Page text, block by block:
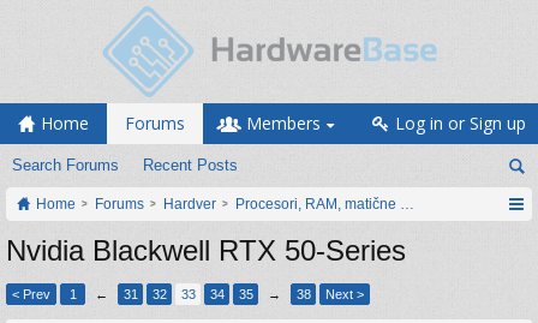
Home Forums
Search Forums Recent Posts
Members Log in or Sign up
Home Forums Hardver Procesori, RAM, matične ploče i grafičke
Nvidia Blackwell RTX 50-Series
< Prev 1 ← 31 32 33 34 35 → 38 Next >